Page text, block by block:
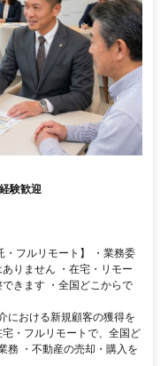
験歓迎
・フルリモート】 ・業務委
りません ・在宅・リモー
きます ・全国どこからで
における新規顧客の獲得を
・フルリモートで、全国ど
務 ・不動産の売却・購入を